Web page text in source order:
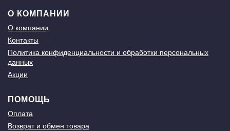
О КОМПАНИИ
О компании
Контакты
Политика конфиденциальности и обработки персональных
данных
Акции
ПОМОЩЬ
Оплата
Возврат и обмен товара